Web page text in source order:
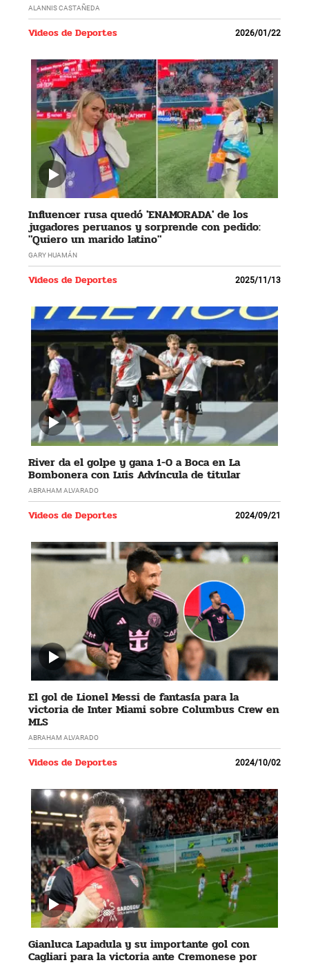
ALANNIS CASTAÑEDA
Videos de Deportes 2026/01/22
Influencer rusa quedó 'ENAMORADA' de los
jugadores peruanos y sorprende con pedido:
"Quiero un marido latino"
GARY HUAMÁN
Videos de Deportes 2025/11/13
River da el golpe y gana 1-0 a Boca en La
Bombonera con Luis Advíncula de titular
ABRAHAM ALVARADO
Videos de Deportes 2024/09/21
El gol de Lionel Messi de fantasía para la
victoria de Inter Miami sobre Columbus Crew en
MLS
ABRAHAM ALVARADO
Videos de Deportes 2024/10/02
Gianluca Lapadula y su importante gol con
Cagliari para la victoria ante Cremonese por